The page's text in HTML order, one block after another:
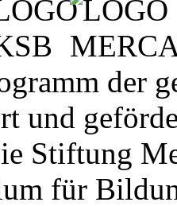
der
und
Stiftung
für